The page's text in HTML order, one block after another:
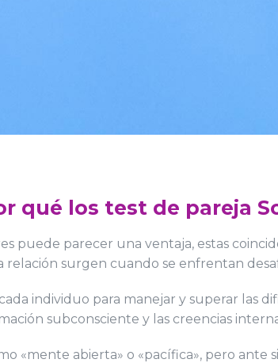
qué los test de pareja
puede parecer una ventaja, estas
relación surgen cuando se enfrentan
individuo para manejar y superar las
subconsciente y las creencias
«mente abierta» o «pacífica», pero